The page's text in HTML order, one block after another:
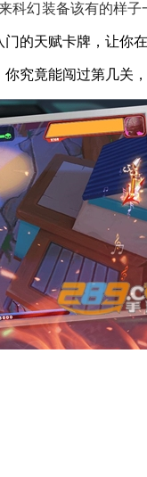
幻装备该有的样子
的天赋卡牌，让你
究竟能闯过第几关